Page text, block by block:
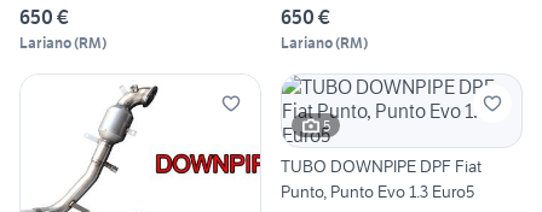
650 €
Lariano(RM)
650 €
Lariano(RM)
5
TUBO DOWNPIPE DPF Fiat
Punto, Punto Evo 1.3 Euro5